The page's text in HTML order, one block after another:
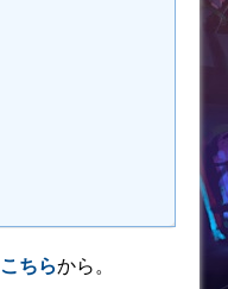
こちらから。